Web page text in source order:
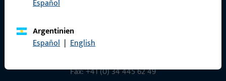
Español
Argentinien
Español | English
Fax: +41 (0) 34 445 62 49